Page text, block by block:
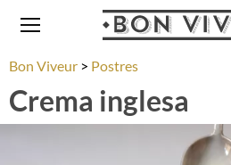
Bon Viveur Postres
Crema inglesa